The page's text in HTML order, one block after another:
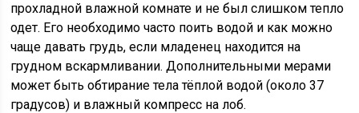
прохладной влажной комнате и не был слишком тепло
одет. Его необходимо часто поить водой и как можно
чаще давать грудь, если младенец находится на
грудном вскармливании. Дополнительными мерами
может быть обтирание тела тёплой водой (около 37
градусов) и влажный компресс на лоб.